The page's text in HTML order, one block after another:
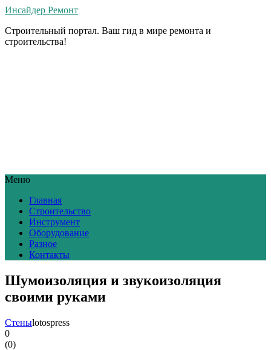
Инсайдер Ремонт
Строительный портал. Ваш гид в мире ремонта и
строительства!
Меню
Главная
Строительство
Инструмент
Оборудование
Разное
Контакты
Шумоизоляция и звукоизоляция
своими руками
Стеныlotospress
0
(0)